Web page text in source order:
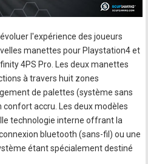
l'expérience des joueurs
manettes pour Playstation4 et
4PS Pro. Les deux manettes
à travers huit zones
de palettes (système sans
confort accru. Les deux modèles
technologie interne offrant la
bluetooth (sans-fil) ou une
étant spécialement destiné